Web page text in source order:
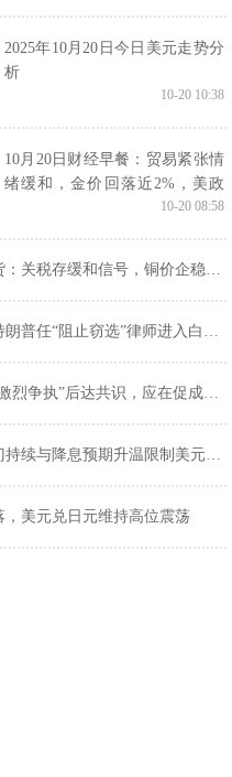
2025年10月20日今日美元走势分
析
10-20 10:38
10月20日财经早餐：贸易紧张情
绪缓和，金价回落近2%，美政
府持续停摆，大量民主党项目将
10-20 08:58
关税存缓和信号，铜价企稳整理
“阻止窃选”律师进入白宫，调查2020大选
执”后达共识，应在促成和平前冻结战线！
与降息预期升温限制美元反弹幅度
，美元兑日元维持高位震荡